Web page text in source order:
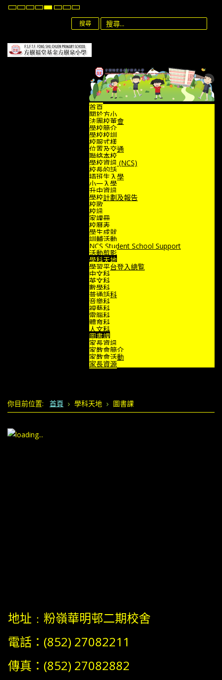
Default
NightHighHighHigh
Contrast
Set
Smaller
Set
Default
Set
Larger
Font
搜尋
首頁
關於方小
法團校董會
學校簡介
學校校訓
校服式樣
位置及交通
聯絡本校
學校資訊 (NCS)
校長的話
插班生入學
小一入學
升中資訊
學校計劃及報告
校歌
校訊
家課冊
校曆表
學生成就
訓輔活動
NCS Student School Support
活動剪影
學科天地
學習平台登入總覧
中文科
英文科
數學科
普通話科
音樂科
視藝科
電腦科
體育科
人文科
圖書課
家長資訊
家教會簡介
家教會活動
家長資源
你目前位置: 首頁 學科天地 圖書課
地址﹕粉嶺華明邨二期校舍
電話：(852) 27082211
傳真：(852) 27082882